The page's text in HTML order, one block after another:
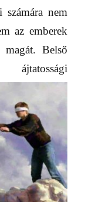
számára nem
az emberek
magát. Belső
ájtatossági